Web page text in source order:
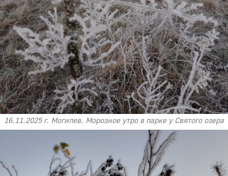
16.11.2025 г. Могилев. Морозное утро в парке у Святого озера